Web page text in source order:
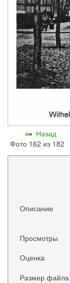
Назад
Фото 162 из 182
Описание
Просмотры
Оценка
Размер файла